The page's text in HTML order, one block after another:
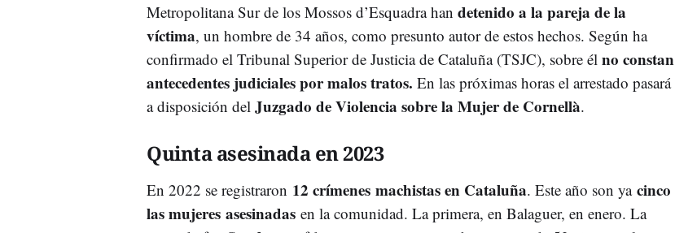
Metropolitana Sur de los Mossos d’Esquadra han detenido a la pareja de la
víctima, un hombre de 34 años, como presunto autor de estos hechos. Según ha
confirmado el Tribunal Superior de Justicia de Cataluña (TSJC), sobre él no constan
antecedentes judiciales por malos tratos. En las próximas horas el arrestado pasará
a disposición del Juzgado de Violencia sobre la Mujer de Cornellà.
Quinta asesinada en 2023
En 2022 se registraron 12 crímenes machistas en Cataluña. Este año son ya cinco
las mujeres asesinadas en la comunidad. La primera, en Balaguer, en enero. La